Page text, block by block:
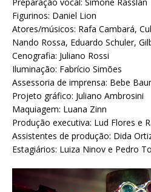
Preparação vocal: Simone Rasslan
Figurinos: Daniel Lion
Atores/músicos: Rafa Cambará,
Nando Rossa, Eduardo Schuler,
Cenografia: Juliano Rossi
Iluminação: Fabrício Simões
Assessoria de imprensa: Bebe
Projeto gráfico: Juliano Ambrosini
Maquiagem: Luana Zinn
Produção executiva: Lud Flores e
Assistentes de produção: Dida
Estagiários: Luiza Ninov e Pedro